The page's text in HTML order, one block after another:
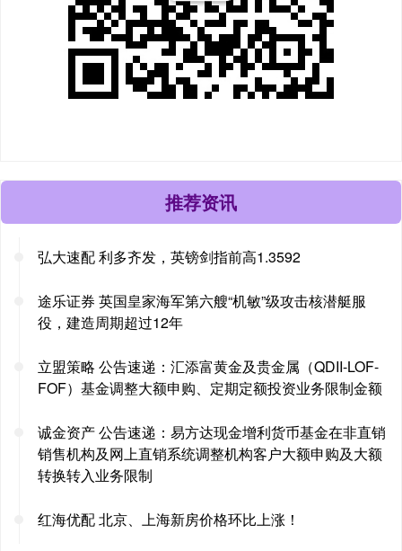
推荐资讯
弘大速配 利多齐发，英镑剑指前高1.3592
途乐证券 英国皇家海军第六艘“机敏”级攻击核潜艇服
役，建造周期超过12年
立盟策略 公告速递：汇添富黄金及贵金属（QDII-LOF-
FOF）基金调整大额申购、定期定额投资业务限制金额
诚金资产 公告速递：易方达现金增利货币基金在非直销
销售机构及网上直销系统调整机构客户大额申购及大额
转换转入业务限制
红海优配 北京、上海新房价格环比上涨！